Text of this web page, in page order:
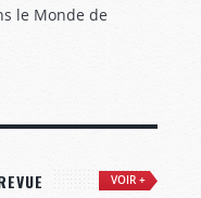
le Monde de
VOIR +